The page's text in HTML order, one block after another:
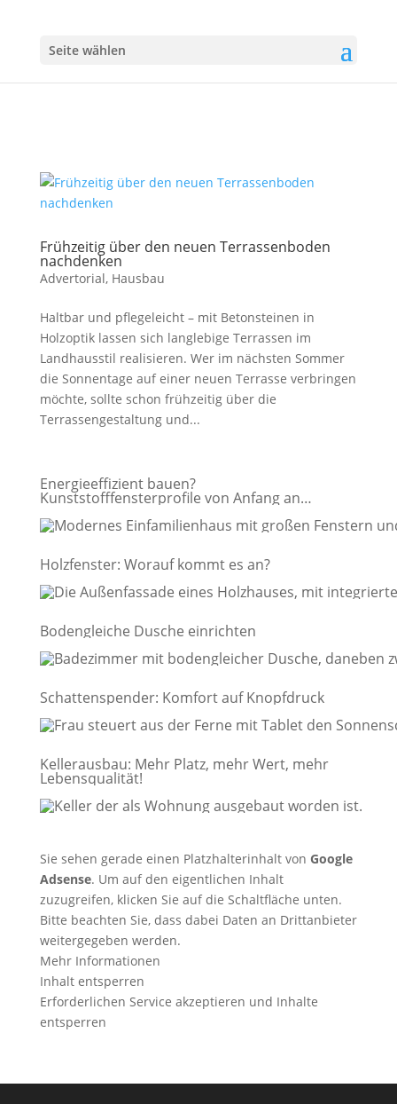
Seite wählen
Frühzeitig über den neuen Terrassenboden
nachdenken
Advertorial, Hausbau
Haltbar und pflegeleicht – mit Betonsteinen in
Holzoptik lassen sich langlebige Terrassen im
Landhausstil realisieren. Wer im nächsten Sommer
die Sonnentage auf einer neuen Terrasse verbringen
möchte, sollte schon frühzeitig über die
Terrassengestaltung und...
Energieeffizient bauen?
Kunststofffensterprofile von Anfang an
Holzfenster: Worauf kommt es an?
Bodengleiche Dusche einrichten
Schattenspender: Komfort auf Knopfdruck
Kellerausbau: Mehr Platz, mehr Wert, mehr
Lebensqualität!
Sie sehen gerade einen Platzhalterinhalt von Google
Adsense. Um auf den eigentlichen Inhalt
zuzugreifen, klicken Sie auf die Schaltfläche unten.
Bitte beachten Sie, dass dabei Daten an Drittanbieter
weitergegeben werden.
Mehr Informationen
Inhalt entsperren
Erforderlichen Service akzeptieren und Inhalte
entsperren